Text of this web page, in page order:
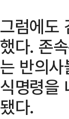
그럼에도
했다. 존
는 반의
식명령을
됐다.